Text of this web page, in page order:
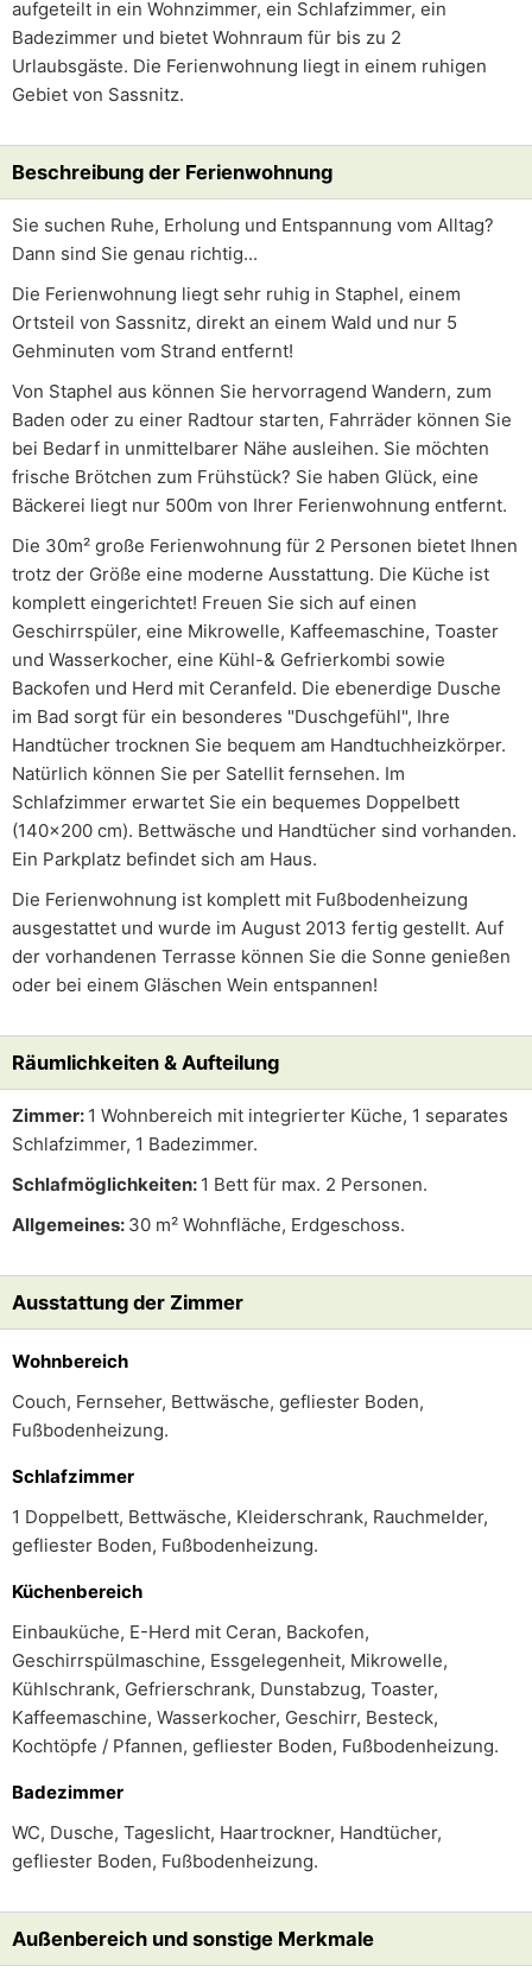
aufgeteilt in ein Wohnzimmer, ein Schlafzimmer, ein
Badezimmer und bietet Wohnraum für bis zu 2
Urlaubsgäste. Die Ferienwohnung liegt in einem ruhigen
Gebiet von Sassnitz.
Beschreibung der Ferienwohnung
Sie suchen Ruhe, Erholung und Entspannung vom Alltag?
Dann sind Sie genau richtig...
Die Ferienwohnung liegt sehr ruhig in Staphel, einem
Ortsteil von Sassnitz, direkt an einem Wald und nur 5
Gehminuten vom Strand entfernt!
Von Staphel aus können Sie hervorragend Wandern, zum
Baden oder zu einer Radtour starten, Fahrräder können Sie
bei Bedarf in unmittelbarer Nähe ausleihen. Sie möchten
frische Brötchen zum Frühstück? Sie haben Glück, eine
Bäckerei liegt nur 500m von Ihrer Ferienwohnung entfernt.
Die 30m² große Ferienwohnung für 2 Personen bietet Ihnen
trotz der Größe eine moderne Ausstattung. Die Küche ist
komplett eingerichtet! Freuen Sie sich auf einen
Geschirrspüler, eine Mikrowelle, Kaffeemaschine, Toaster
und Wasserkocher, eine Kühl-& Gefrierkombi sowie
Backofen und Herd mit Ceranfeld. Die ebenerdige Dusche
im Bad sorgt für ein besonderes "Duschgefühl", Ihre
Handtücher trocknen Sie bequem am Handtuchheizkörper.
Natürlich können Sie per Satellit fernsehen. Im
Schlafzimmer erwartet Sie ein bequemes Doppelbett
(140x200 cm). Bettwäsche und Handtücher sind vorhanden.
Ein Parkplatz befindet sich am Haus.
Die Ferienwohnung ist komplett mit Fußbodenheizung
ausgestattet und wurde im August 2013 fertig gestellt. Auf
der vorhandenen Terrasse können Sie die Sonne genießen
oder bei einem Gläschen Wein entspannen!
Räumlichkeiten & Aufteilung
Zimmer: 1 Wohnbereich mit integrierter Küche, 1 separates
Schlafzimmer, 1 Badezimmer.
Schlafmöglichkeiten: 1 Bett für max. 2 Personen.
Allgemeines: 30 m² Wohnfläche, Erdgeschoss.
Ausstattung der Zimmer
Wohnbereich
Couch, Fernseher, Bettwäsche, gefliester Boden,
Fußbodenheizung.
Schlafzimmer
1 Doppelbett, Bettwäsche, Kleiderschrank, Rauchmelder,
gefliester Boden, Fußbodenheizung.
Küchenbereich
Einbauküche, E-Herd mit Ceran, Backofen,
Geschirrspülmaschine, Essgelegenheit, Mikrowelle,
Kühlschrank, Gefrierschrank, Dunstabzug, Toaster,
Kaffeemaschine, Wasserkocher, Geschirr, Besteck,
Kochtöpfe / Pfannen, gefliester Boden, Fußbodenheizung.
Badezimmer
WC, Dusche, Tageslicht, Haartrockner, Handtücher,
gefliester Boden, Fußbodenheizung.
Außenbereich und sonstige Merkmale